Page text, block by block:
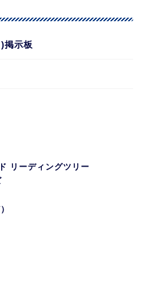
掲示板
リーディングツリー